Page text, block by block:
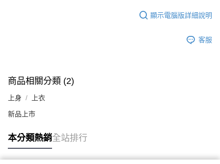
顯示電腦版詳細說明
客服
商品相關分類 (2)
上身 上衣
新品上市
本分類熱銷全站排行